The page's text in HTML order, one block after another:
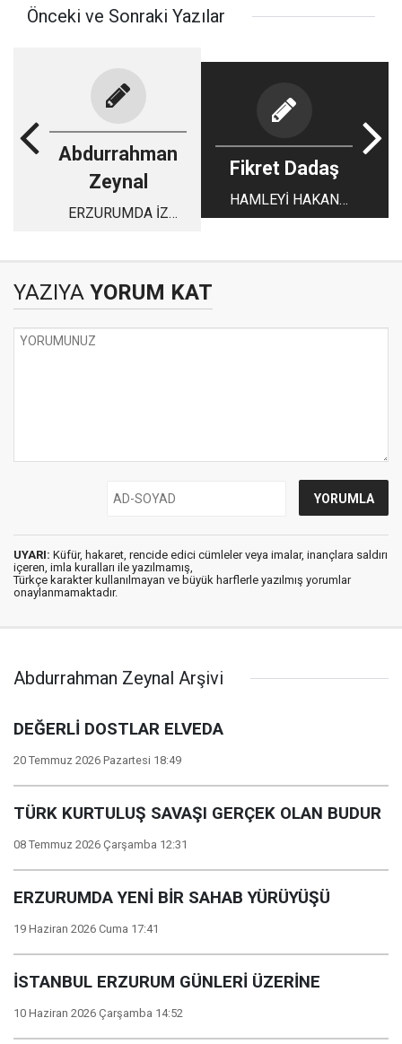
Önceki ve Sonraki Yazılar
Abdurrahman
Zeynal
ERZURUMDA İZ
Fikret Dadaş
HAMLEYİ HAKAN
KUTLU İLE Mİ
YAZIYA YORUM KAT
UYARI: Küfür, hakaret, rencide edici cümleler veya imalar, inançlara saldırı
içeren, imla kuralları ile yazılmamış,
Türkçe karakter kullanılmayan ve büyük harflerle yazılmış yorumlar
onaylanmamaktadır.
Abdurrahman Zeynal Arşivi
DEĞERLİ DOSTLAR ELVEDA
20 Temmuz 2026 Pazartesi 18:49
TÜRK KURTULUŞ SAVAŞI GERÇEK OLAN BUDUR
08 Temmuz 2026 Çarşamba 12:31
ERZURUMDA YENİ BİR SAHAB YÜRÜYÜŞÜ
19 Haziran 2026 Cuma 17:41
İSTANBUL ERZURUM GÜNLERİ ÜZERİNE
10 Haziran 2026 Çarşamba 14:52